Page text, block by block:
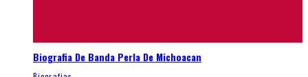
Biografia De Banda Perla De Michoacan